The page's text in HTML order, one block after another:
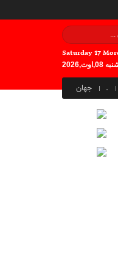
Saturday 17
08,اوت,2026
. جهان